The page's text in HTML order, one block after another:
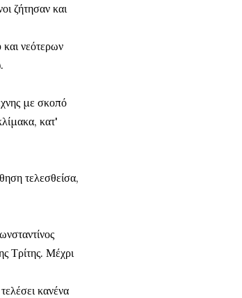
ζήτησαν και
νεότερων
με σκοπό
κατ'
τελεσθείσα,
Τρίτης. Μέχρι
κανένα